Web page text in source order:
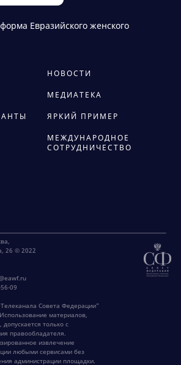
Евразийского женского
НОВОСТИ
МЕДИАТЕКА
ЯРКИЙ ПРИМЕР
МЕЖДУНАРОДНОЕ
СОТРУДНИЧЕСТВО
Совета Федерации"
материалов,
только с
правообладателя.
извлечение
любыми сервисами без
администрации площадки.
26 © 2022
09